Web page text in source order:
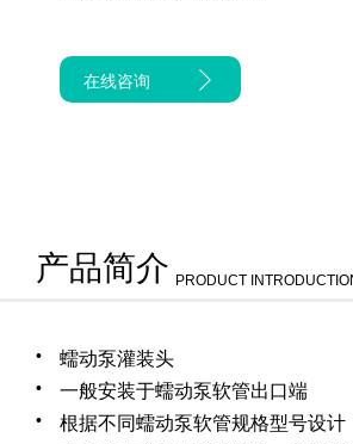
在线咨询
产品简介 PRODUCT
蠕动泵灌装头
一般安装于蠕动泵软管出口端
根据不同蠕动泵软管规格型号设计